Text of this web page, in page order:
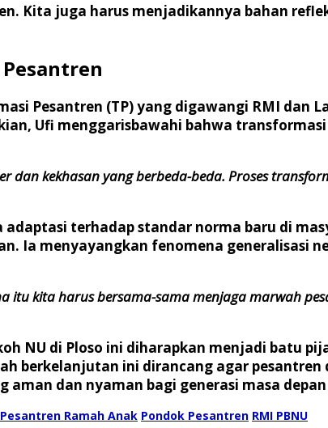
Kita juga harus menjadikannya bahan
Pesantren (TP) yang digawangi RMI dan
Ufi menggarisbawahi bahwa
kekhasan yang berbeda-beda. Proses
adaptasi terhadap standar norma baru di
Ia menyayangkan fenomena generalisasi
kita harus bersama-sama menjaga marwah
NU di Ploso ini diharapkan menjadi batu
berkelanjutan ini dirancang agar
dan nyaman bagi generasi masa
Pesantren Ramah Anak Pondok Pesantren ​RMI PBNU